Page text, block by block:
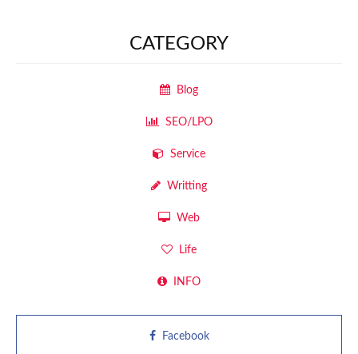
CATEGORY
Blog
SEO/LPO
Service
Writting
Web
Life
INFO
Facebook